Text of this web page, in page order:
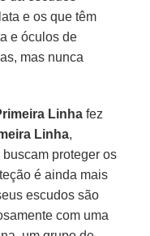
e os que têm
e óculos de
mas nunca
Linha fez
Linha,
proteger os
é ainda mais
escudos são
com uma